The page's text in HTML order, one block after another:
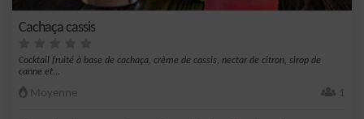
Cachaça cassis
Cocktail fruité à base de cachaça, crème de cassis, nectar de citron, sirop de
canne et...
Moyenne 1